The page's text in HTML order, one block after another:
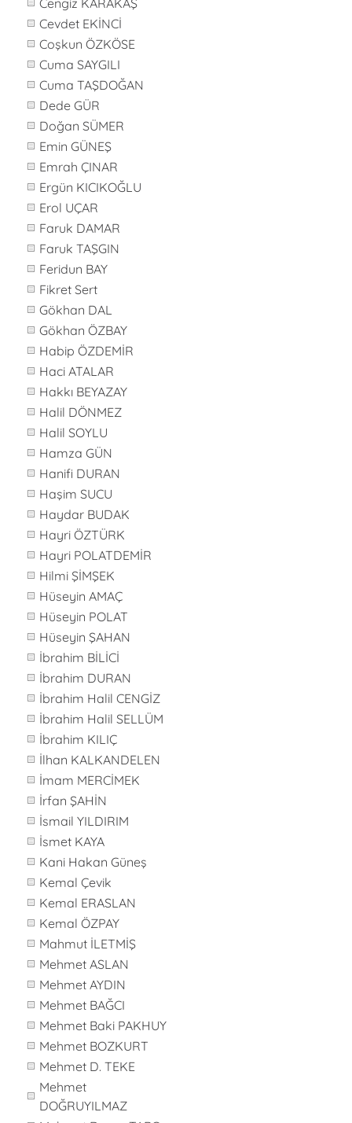
Cengiz KARAKAŞ
Cevdet EKİNCİ
Coşkun ÖZKÖSE
Cuma SAYGILI
Cuma TAŞDOĞAN
Dede GÜR
Doğan SÜMER
Emin GÜNEŞ
Emrah ÇINAR
Ergün KICIKOĞLU
Erol UÇAR
Faruk DAMAR
Faruk TAŞGIN
Feridun BAY
Fikret Sert
Gökhan DAL
Gökhan ÖZBAY
Habip ÖZDEMİR
Haci ATALAR
Hakkı BEYAZAY
Halil DÖNMEZ
Halil SOYLU
Hamza GÜN
Hanifi DURAN
Haşim SUCU
Haydar BUDAK
Hayri ÖZTÜRK
Hayri POLATDEMİR
Hilmi ŞİMŞEK
Hüseyin AMAÇ
Hüseyin POLAT
Hüseyin ŞAHAN
İbrahim BİLİCİ
İbrahim DURAN
İbrahim Halil CENGİZ
İbrahim Halil SELLÜM
İbrahim KILIÇ
İlhan KALKANDELEN
İmam MERCİMEK
İrfan ŞAHİN
İsmail YILDIRIM
İsmet KAYA
Kani Hakan Güneş
Kemal Çevik
Kemal ERASLAN
Kemal ÖZPAY
Mahmut İLETMİŞ
Mehmet ASLAN
Mehmet AYDIN
Mehmet BAĞCI
Mehmet Baki PAKHUY
Mehmet BOZKURT
Mehmet D. TEKE
Mehmet
DOĞRUYILMAZ